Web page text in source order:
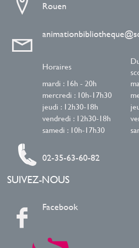
Rouen
Horaires
mardi : 16h - 20h
mercredi : 10h-17h30
jeudi : 12h30-18h
vendredi : 12h30-18h
samedi : 10h-17h30
02-35-63-60-82
SUIVEZ-NOUS
Facebook